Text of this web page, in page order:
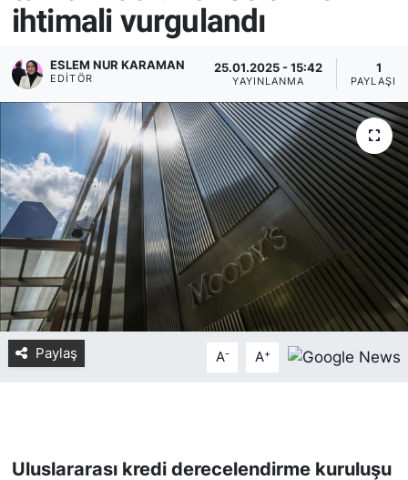
ihtimali vurgulandı
ESLEM NUR KARAMAN
EDITÖR
25.01.2025 - 15:42
YAYINLANMA
1
PAYLAŞIM
Paylaş A- A+
Uluslararası kredi derecelendirme kuruluşu
Yurt Dışı Fuarlar
Teknoloji
Spor
KÜLTÜR SANAT
ŞİRKET HABERLERİ
SAVUNMA SANAYİ
FUAR HABERLERİ
FUAR TAKVİMİ
Amerika Fuarları
FUAR RAPORU
FESTİVAL HABERLERİ